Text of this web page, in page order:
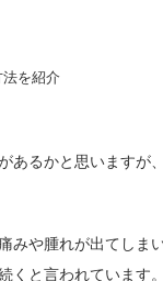
るかと思いますが
みや腫れが出てしまい
くと言われています。